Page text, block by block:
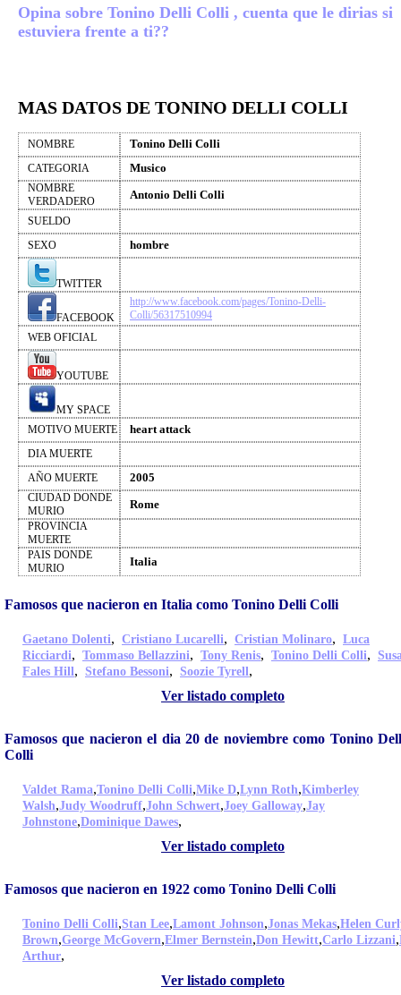
Opina sobre Tonino Delli Colli , cuenta que le dirias si
estuviera frente a ti??
MAS DATOS DE TONINO DELLI COLLI
NOMBRE Tonino Delli Colli
CATEGORIA Musico
NOMBRE
VERDADERO
Antonio Delli Colli
SUELDO
SEXO
hombre
TWITTER
FACEBOOK
http://www.facebook.com/pages/Tonino-Delli-
Colli/56317510994
WEB OFICIAL
YOUTUBE
MY SPACE
MOTIVO MUERTE
heart attack
DIA MUERTE
AÑO MUERTE
2005
CIUDAD DONDE
MURIO
Rome
PROVINCIA
MUERTE
PAIS DONDE
MURIO
Italia
Famosos que nacieron en Italia como Tonino Delli Colli
Gaetano Dolenti, Cristiano Lucarelli, Cristian Molinaro, Luca
Ricciardi, Tommaso Bellazzini, Tony Renis, Tonino Delli Colli,
Fales Hill, Stefano Bessoni, Soozie Tyrell,
Ver listado completo
Famosos que nacieron el dia 20 de noviembre como Tonino
Colli
Valdet Rama,Tonino Delli Colli,Mike D,Lynn Roth,Kimberley
Walsh,Judy Woodruff,John Schwert,Joey Galloway,Jay
Johnstone,Dominique Dawes,
Ver listado completo
Famosos que nacieron en 1922 como Tonino Delli Colli
Tonino Delli Colli,Stan Lee,Lamont Johnson,Jonas Mekas,Helen
Brown,George McGovern,Elmer Bernstein,Don Hewitt,Carlo Lizzani,
Arthur,
Ver listado completo